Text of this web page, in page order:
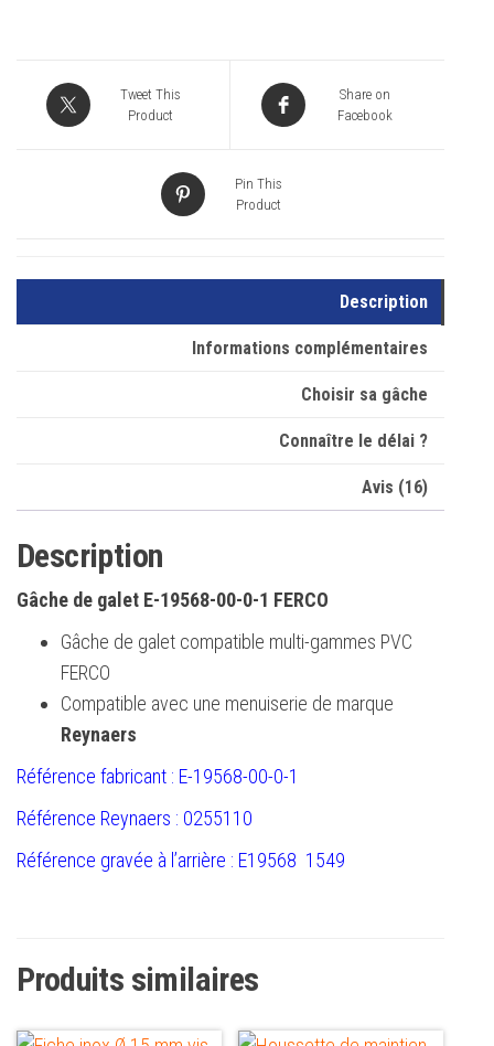
Tweet This
Product
Share on
Facebook
Pin This
Product
Description
Informations complémentaires
Choisir sa gâche
Connaître le délai ?
Avis (16)
Description
Gâche de galet E-19568-00-0-1 FERCO
Gâche de galet compatible multi-gammes PVC
FERCO
Compatible avec une menuiserie de marque
Reynaers
Référence fabricant : E-19568-00-0-1
Référence Reynaers : 0255110
Référence gravée à l’arrière : E19568 1549
Produits similaires